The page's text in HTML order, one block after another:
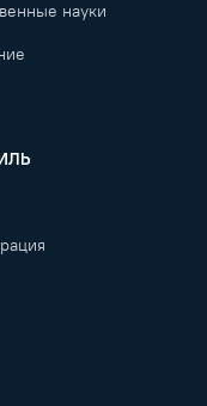
науки